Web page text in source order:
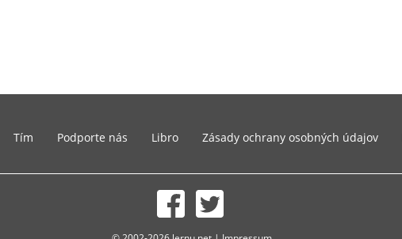
Tím Podporte nás Libro Zásady ochrany osobných údajov